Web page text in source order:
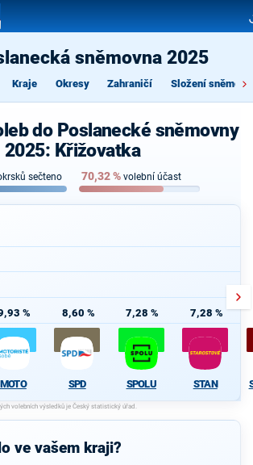
sněmovna 2025
Kraje Okresy Zahraničí Složení
do Poslanecké sněmovny
2025: Křižovatka
sečteno 70,32% volební účast
%
MOTO
8,60 %
SPD
7,28 %
SPOLU
7,28 %
STAN
ve vašem kraji?